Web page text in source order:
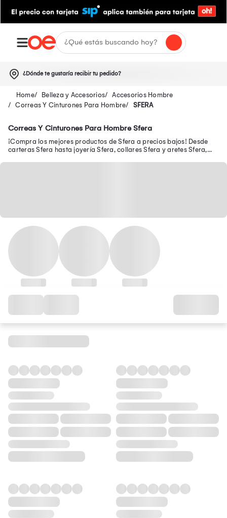
¿Dónde te gustaría recibir tu pedido?
Belleza y Accesorios
Accesorios Hombre
Correas Y Cinturones Para Hombre
SFERA
Correas Y Cinturones Para Hombre Sfera
¡Compra los mejores productos de Sfera a precios bajos! Desde
carteras Sfera hasta joyería Sfera, collares Sfera y aretes Sfera,